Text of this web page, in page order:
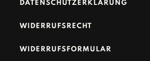
DATENSCHUTZERKLÄRUNG
WIDERRUFSRECHT
WIDERRUFSFORMULAR